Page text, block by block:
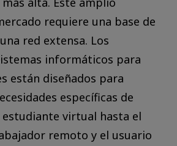
requiere una base de
red extensa. Los
informáticos para
están diseñados para
específicas de
estudiante virtual hasta el
remoto y el usuario